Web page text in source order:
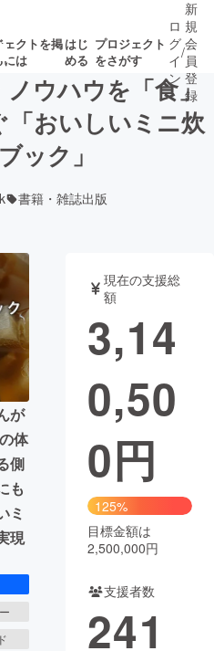
ェクトを掲
には
はじ
める
プロジェクト
をさがす
ロ 募集終了が近いプ
ェット
書籍・雑誌
チャレンジ
性化
CAMPFIRE Creation
税machi-ya コミュニティ
ロ
グ
イ
ン
/
新
規
会
員
登
録
ウハウを「食」
おいしいミニ炊
ック」
書籍・雑誌出版
が
体
側
も
ミ
現
現在の支援総
額
3,14
0,50
0円
125%
目標金額は
2,500,000円
支援者数
241